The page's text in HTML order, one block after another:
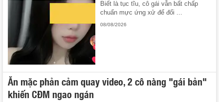
Biết là tục tĩu, cô gái vẫn bất chấp
chuẩn mực ứng xử để đổi ...
08/08/2026
Ăn mặc phản cảm quay video, 2 cô nàng "gái bản"
khiến CĐM ngao ngán